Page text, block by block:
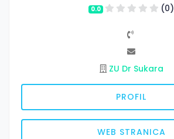
0.0 (0)
ZU Dr Sukara
PROFIL
WEB STRANICA